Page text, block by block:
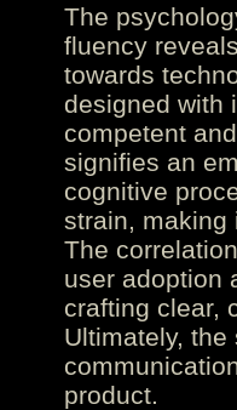
The
fluency
towards
designed with
competent
signifies an
cognitive
strain, making
The
user adoption
crafting clear,
Ultimately,
product.